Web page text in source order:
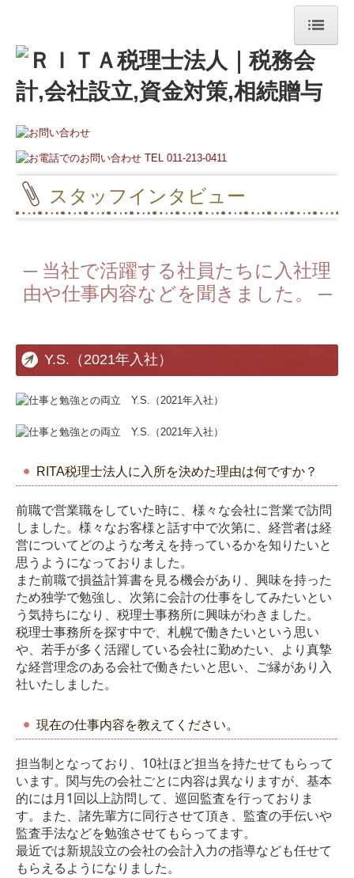
ホーム
事務所案内
事務所紹介
交通案内
リンク集
法人・個人事業主の皆さま
相続・資産税について
セミナー案内
採用情報
採用について
スタッフインタビュー
キャリアアップ・教育制度
お問い合わせ
プライバシーポリシー
スタッフインタビュー
─ 当社で活躍する社員たちに入社理
由や仕事内容などを聞きました。 ─
Y.S.（2021年入社）
RITA税理士法人に入所を決めた理由は何ですか？
前職で営業職をしていた時に、様々な会社に営業で訪問
しました。様々なお客様と話す中で次第に、経営者は経
営についてどのような考えを持っているかを知りたいと
思うようになっておりました。
また前職で損益計算書を見る機会があり、興味を持った
ため独学で勉強し、次第に会計の仕事をしてみたいとい
う気持ちになり、税理士事務所に興味がわきました。
税理士事務所を探す中で、札幌で働きたいという思い
や、若手が多く活躍している会社に勤めたい、より真摯
な経営理念のある会社で働きたいと思い、ご縁があり入
社いたしました。
現在の仕事内容を教えてください。
担当制となっており、10社ほど担当を持たせてもらって
います。関与先の会社ごとに内容は異なりますが、基本
的には月1回以上訪問して、巡回監査を行っておりま
す。また、諸先輩方に同行させて頂き、監査の手伝いや
監査手法などを勉強させてもらってます。
最近では新規設立の会社の会計入力の指導なども任せて
もらえるようになりました。